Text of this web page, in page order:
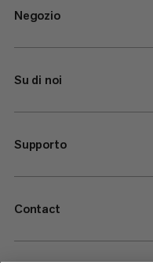
Negozio
Su di noi
Supporto
Contact